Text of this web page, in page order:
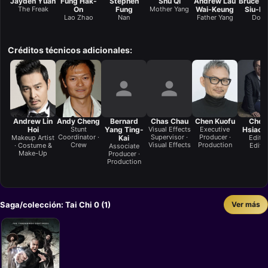
The Freak
On
Lao Zhao
Fung
Nan
Mother Yang
Wai-Keung
Father Yang
Siu-
Dong
Créditos técnicos adicionales:
Andrew Lin
Hoi
Makeup Artist
· Costume &
Make-Up
Andy Cheng
Stunt
Coordinator ·
Crew
Bernard
Yang Ting-
Kai
Associate
Producer ·
Production
Chas Chau
Visual Effects
Supervisor ·
Visual Effects
Chen Kuofu
Executive
Producer ·
Production
Hsiao-
Editor
Saga/colección: Tai Chi 0 (1) Ver más